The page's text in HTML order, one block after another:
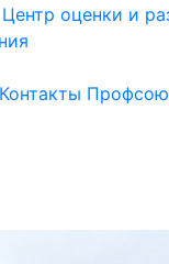
Центр оценки и
Контакты